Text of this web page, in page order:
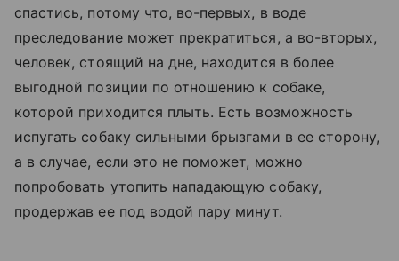
спастись, потому что, во-первых, в воде
преследование может прекратиться, а во-вторых,
человек, стоящий на дне, находится в более
выгодной позиции по отношению к собаке,
которой приходится плыть. Есть возможность
испугать собаку сильными брызгами в ее сторону,
а в случае, если это не поможет, можно
попробовать утопить нападающую собаку,
продержав ее под водой пару минут.